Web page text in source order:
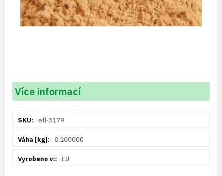
Více informací
informacíefl-3179
0.100000
EU